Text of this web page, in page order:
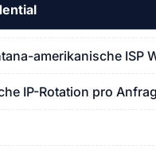
amerikanische ISP
IP-Rotation pro